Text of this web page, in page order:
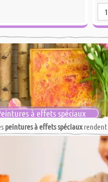
à effets spéciaux
peintures à effets spéciauxrendent